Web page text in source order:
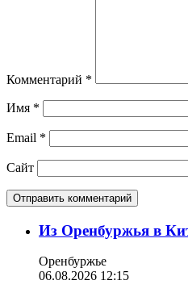
Комментарий *
Имя *
Email *
Сайт
Из Оренбуржья в
Оренбуржье
06.08.2026 12:15